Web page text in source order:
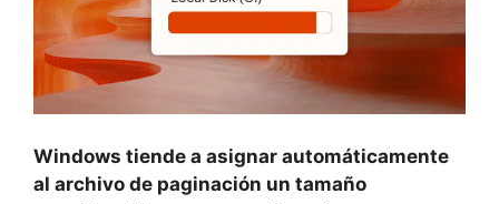
Windows tiende a asignar automáticamente
al archivo de paginación un tamaño